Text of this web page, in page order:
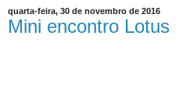
quarta-feira, 30 de novembro de 2016
Mini encontro Lotus